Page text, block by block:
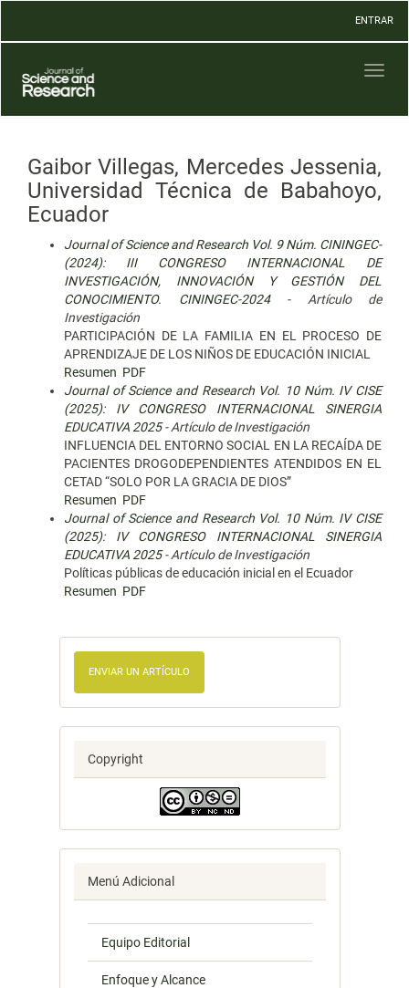
Contenido
Barra
lateral
ENTRAR
Gaibor Villegas, Mercedes Jessenia,
Universidad Técnica de Babahoyo,
Ecuador
Journal of Science and Research Vol. 9 Núm. CININGEC-
(2024): III CONGRESO INTERNACIONAL DE
INVESTIGACIÓN, INNOVACIÓN Y GESTIÓN DEL
CONOCIMIENTO. CININGEC-2024- Artículo de
Investigación
PARTICIPACIÓN DE LA FAMILIA EN EL PROCESO DE
APRENDIZAJE DE LOS NIÑOS DE EDUCACIÓN INICIAL
Resumen PDF
Journal of Science and Research Vol. 10 Núm. IV CISE
(2025): IV CONGRESO INTERNACIONAL SINERGIA
EDUCATIVA 2025- Artículo de Investigación
INFLUENCIA DEL ENTORNO SOCIAL EN LA RECAÍDA DE
PACIENTES DROGODEPENDIENTES ATENDIDOS EN EL
CETAD “SOLO POR LA GRACIA DE DIOS”
Resumen PDF
Journal of Science and Research Vol. 10 Núm. IV CISE
(2025): IV CONGRESO INTERNACIONAL SINERGIA
EDUCATIVA 2025- Artículo de Investigación
Políticas públicas de educación inicial en el Ecuador
Resumen PDF
ENVIAR UN ARTÍCULO
Copyright
Menú Adicional
Equipo Editorial
Enfoque y Alcance